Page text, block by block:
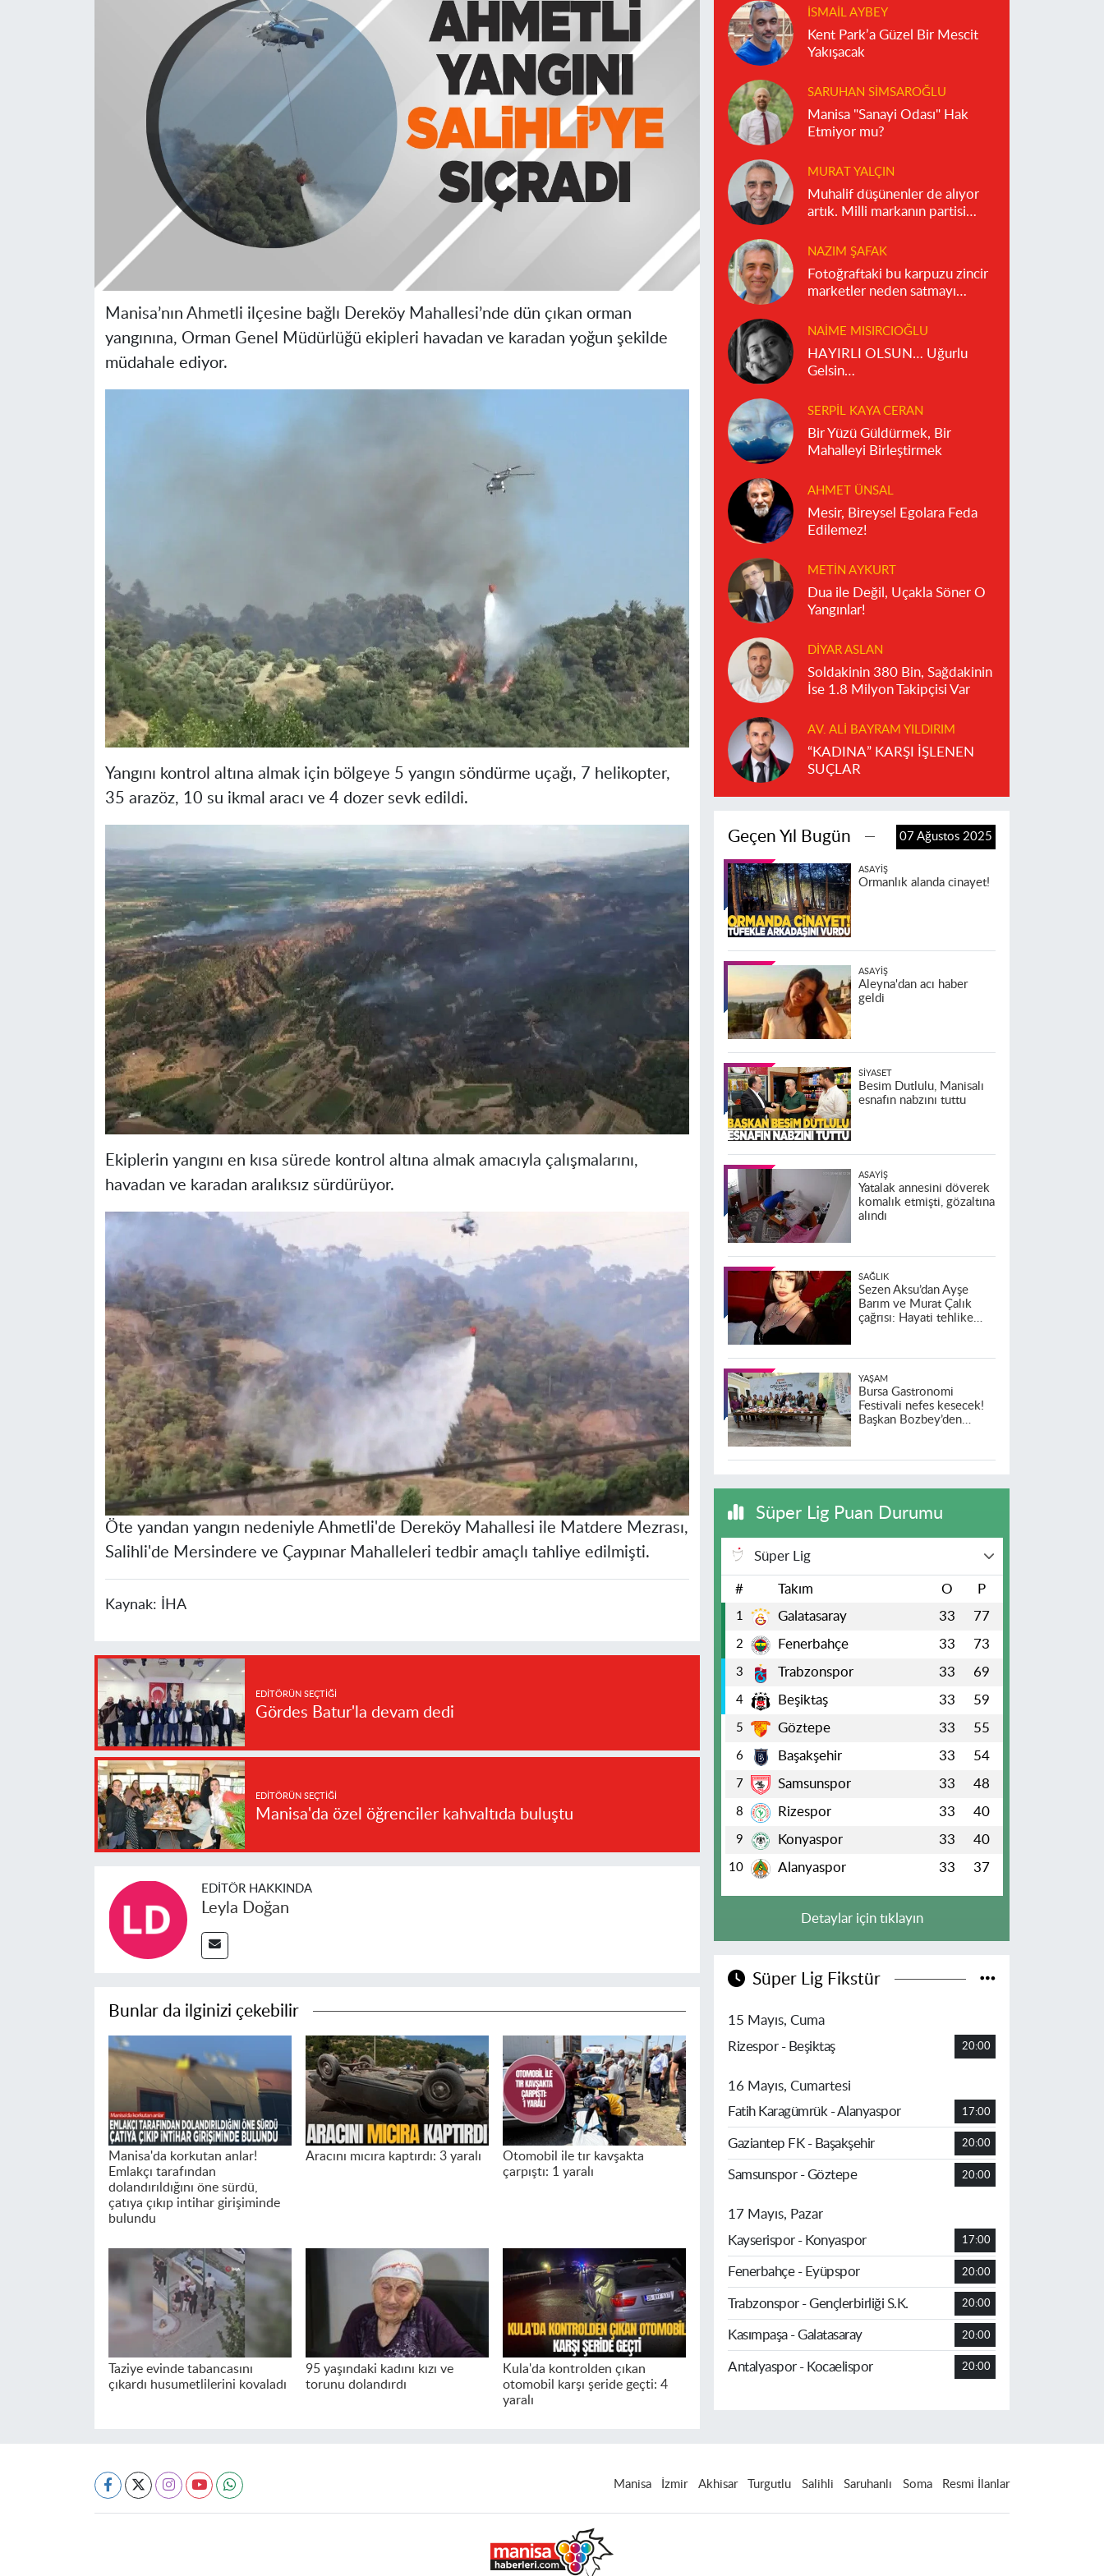
Manisa’nın Ahmetli ilçesine bağlı Dereköy Mahallesi’nde dün çıkan orman
yangınına, Orman Genel Müdürlüğü ekipleri havadan ve karadan yoğun şekilde
müdahale ediyor.
Yangını kontrol altına almak için bölgeye 5 yangın söndürme uçağı, 7 helikopter,
35 arazöz, 10 su ikmal aracı ve 4 dozer sevk edildi.
Ekiplerin yangını en kısa sürede kontrol altına almak amacıyla çalışmalarını,
havadan ve karadan aralıksız sürdürüyor.
Öte yandan yangın nedeniyle Ahmetli'de Dereköy Mahallesi ile Matdere Mezrası,
Salihli'de Mersindere ve Çaypınar Mahalleleri tedbir amaçlı tahliye edilmişti.
Kaynak: İHA
EDITÖRÜN SEÇTIĞI
Gördes Batur'la devam dedi
EDITÖRÜN SEÇTIĞI
Manisa'da özel öğrenciler kahvaltıda buluştu
EDITÖR HAKKINDA
Leyla Doğan
Bunlar da ilginizi çekebilir
Manisa'da korkutan anlar!
Emlakçı tarafından
dolandırıldığını öne sürdü,
çatıya çıkıp intihar girişiminde
bulundu
Aracını mıcıra kaptırdı: 3 yaralı
Otomobil ile tır kavşakta
çarpıştı: 1 yaralı
Taziye evinde tabancasını
çıkardı husumetlilerini kovaladı
95 yaşındaki kadını kızı ve
torunu dolandırdı
Kula'da kontrolden çıkan
otomobil karşı şeride geçti: 4
yaralı
İSMAIL AYBEY
Kent Park’a Güzel Bir Mescit
Yakışacak
SARUHAN SIMSAROĞLU
Manisa "Sanayi Odası" Hak
Etmiyor mu?
MURAT YALÇIN
Muhalif düşünenler de alıyor
artık. Milli markanın partisi
NAZIM ŞAFAK
Fotoğraftaki bu karpuzu zincir
marketler neden satmayı
NAIME MISIRCIOĞLU
HAYIRLI OLSUN… Uğurlu
Gelsin…
SERPIL KAYA CERAN
Bir Yüzü Güldürmek, Bir
Mahalleyi Birleştirmek
AHMET ÜNSAL
Mesir, Bireysel Egolara Feda
Edilemez!
METIN AYKURT
Dua ile Değil, Uçakla Söner O
Yangınlar!
DIYAR ASLAN
Soldakinin 380 Bin, Sağdakinin
İse 1.8 Milyon Takipçisi Var
AV. ALI BAYRAM YILDIRIM
“KADINA” KARŞI İŞLENEN
SUÇLAR
Geçen Yıl Bugün 07 Ağustos 2025
ASAYIŞ
Ormanlık alanda cinayet!
ASAYIŞ
Aleyna'dan acı haber
geldi
SIYASET
Besim Dutlulu, Manisalı
esnafın nabzını tuttu
ASAYIŞ
Yatalak annesini döverek
komalık etmişti, gözaltına
alındı
SAĞLIK
Sezen Aksu’dan Ayşe
Barım ve Murat Çalık
çağrısı: Hayati tehlike
YAŞAM
Bursa Gastronomi
Festivali nefes kesecek!
Başkan Bozbey’den
Süper Lig Puan Durumu
Süper Lig
# Takım O P
1 Galatasaray 33 77
2 Fenerbahçe 33 73
3 Trabzonspor 33 69
4 Beşiktaş 33 59
5 Göztepe 33 55
6 Başakşehir 33 54
7 Samsunspor 33 48
8 Rizespor 33 40
9 Konyaspor 33 40
10 Alanyaspor 33 37
Detaylar için tıklayın
Süper Lig Fikstür
15 Mayıs, Cuma
Rizespor - Beşiktaş
20:00
16 Mayıs, Cumartesi
Fatih Karagümrük - Alanyaspor
17:00
Gaziantep FK - Başakşehir 20:00
Samsunspor - Göztepe 20:00
17 Mayıs, Pazar
Kayserispor - Konyaspor
17:00
Fenerbahçe - Eyüpspor 20:00
Trabzonspor - Gençlerbirliği S.K. 20:00
Kasımpaşa - Galatasaray 20:00
Antalyaspor - Kocaelispor 20:00
Manisa İzmir Akhisar Turgutlu Salihli Saruhanlı Soma Resmi İlanlar